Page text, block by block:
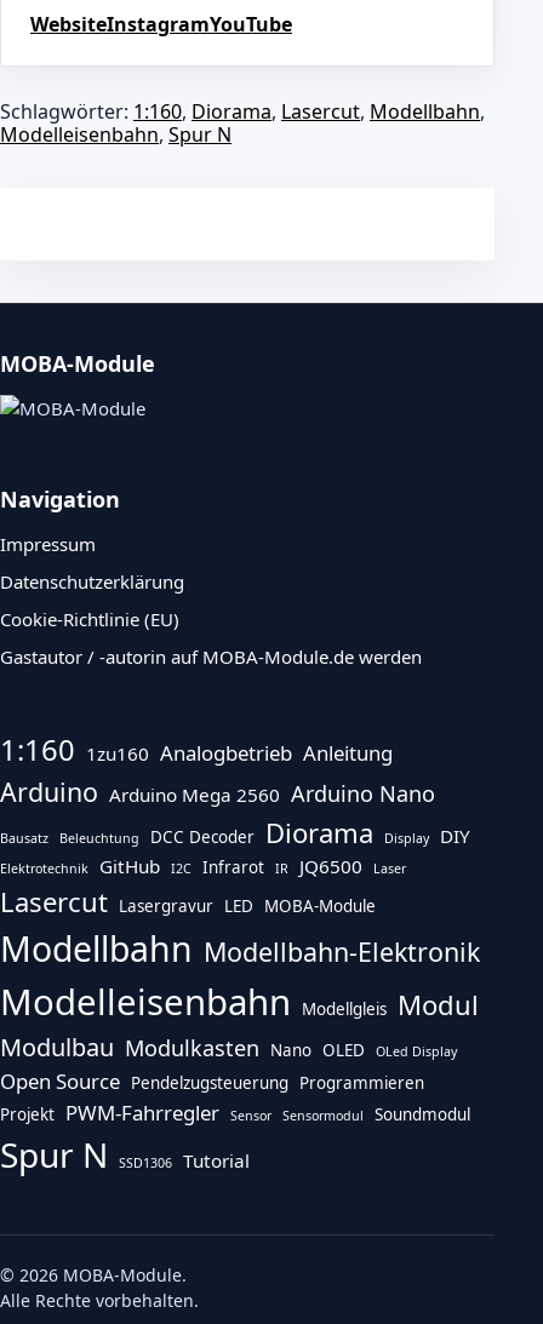
WebsiteInstagramYouTube
Schlagwörter: 1:160, Diorama, Lasercut, Modellbahn,
Modelleisenbahn, Spur N
MOBA-Module
Navigation
Impressum
Datenschutzerklärung
Cookie-Richtlinie (EU)
Gastautor / -autorin auf MOBA-Module.de werden
1:160 1zu160 Analogbetrieb Anleitung
Arduino Arduino Mega 2560 Arduino Nano
Bausatz Beleuchtung DCC Decoder Diorama Display DIY
Elektrotechnik GitHub I2C Infrarot IR JQ6500 Laser
Lasercut Lasergravur LED MOBA-Module
Modellbahn Modellbahn-Elektronik
Modelleisenbahn Modellgleis Modul
Modulbau Modulkasten Nano OLED OLed Display
Open Source Pendelzugsteuerung Programmieren
Projekt PWM-Fahrregler Sensor Sensormodul Soundmodul
Spur N SSD1306 Tutorial
© 2026 MOBA-Module.
Alle Rechte vorbehalten.